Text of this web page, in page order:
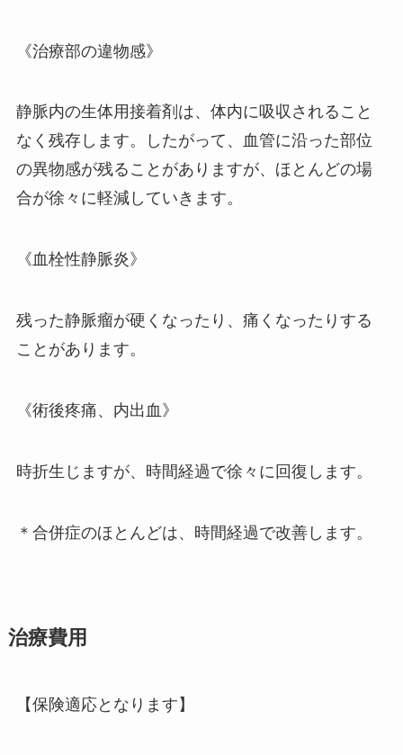
《治療部の違物感》
静脈内の生体用接着剤は、体内に吸収されること
なく残存します。したがって、血管に沿った部位
の異物感が残ることがありますが、ほとんどの場
合が徐々に軽減していきます。
《血栓性静脈炎》
残った静脈瘤が硬くなったり、痛くなったりする
ことがあります。
《術後疼痛、内出血》
時折生じますが、時間経過で徐々に回復します。
＊合併症のほとんどは、時間経過で改善します。
治療費用
【保険適応となります】